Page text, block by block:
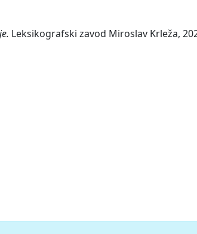
Leksikografski zavod Miroslav Krleža,